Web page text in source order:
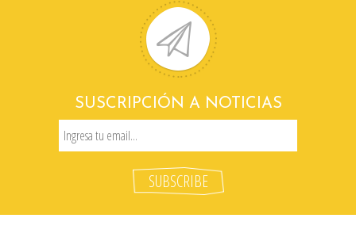
SUSCRIPCIÓN A NOTICIAS